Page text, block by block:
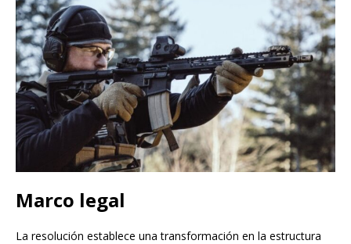
Marco legal
La resolución establece una transformación en la estructura